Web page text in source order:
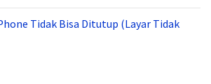
Tidak Bisa Ditutup (Layar Tidak